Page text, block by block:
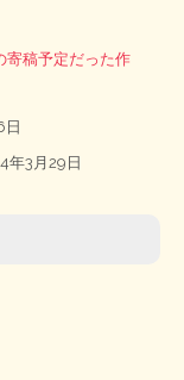
寄稿予定だった作
日
年3月29日